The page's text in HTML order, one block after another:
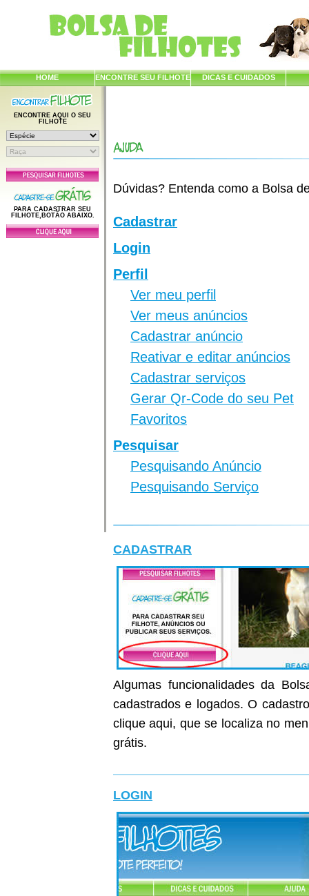
HOME ENCONTRE SEU FILHOTE DICAS E CUIDADOS
ENCONTRE AQUI O SEU
FILHOTE
PARA CADASTRAR SEU
FILHOTE,BOTÃO ABAIXO.
Dúvidas? Entenda como a Bolsa
Cadastrar
Login
Perfil
Ver meu perfil
Ver meus anúncios
Cadastrar anúncio
Reativar e editar anúncios
Cadastrar serviços
Gerar Qr-Code do seu Pet
Favoritos
Pesquisar
Pesquisando Anúncio
Pesquisando Serviço
CADASTRAR
Algumas funcionalidades da
cadastrados e logados. O
clique aqui, que se localiza no
grátis.
LOGIN